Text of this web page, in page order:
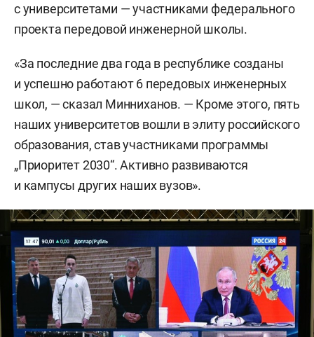
с университетами — участниками федерального
проекта передовой инженерной школы.
«За последние два года в республике созданы
и успешно работают 6 передовых инженерных
школ, — сказал Минниханов. — Кроме этого, пять
наших университетов вошли в элиту российского
образования, став участниками программы
„Приоритет 2030“. Активно развиваются
и кампусы других наших вузов».